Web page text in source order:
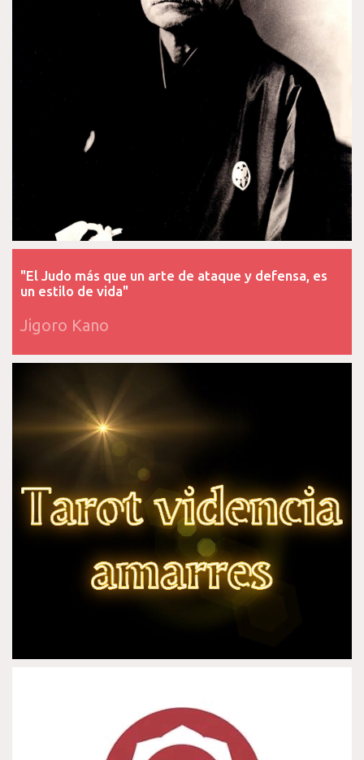
"El Judo más que un arte de ataque y defensa, es
un estilo de vida"
Jigoro Kano